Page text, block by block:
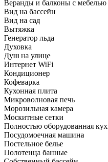
Веранды и балконы с мебелью
Вид на бассейн
Вид на сад
Вытяжка
Генератор льда
Духовка
Душ на улице
Интернет WiFi
Кондиционер
Кофеварка
Кухонная плита
Микроволновая печь
Морозильная камера
Москитные сетки
Полностью оборудованная
Посудомоечная машина
Постельное белье
Полотенца банные